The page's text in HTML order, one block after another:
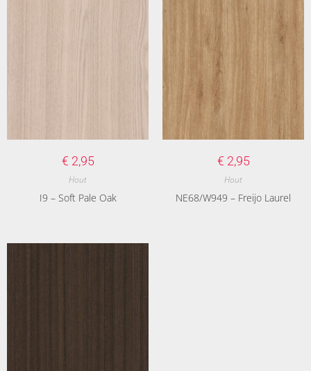
€ 2,95
Hout
I9 – Soft Pale Oak
€ 2,95
Hout
NE68/W949 – Freijo Laurel